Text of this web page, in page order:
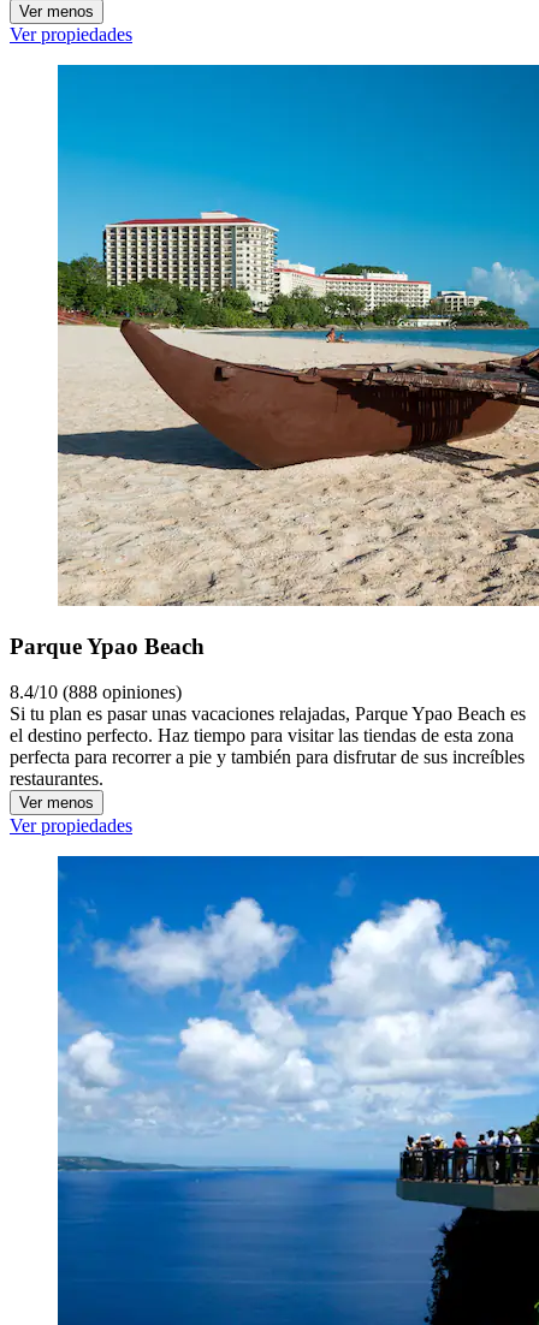
Ver menos
Ver propiedades
Parque Ypao Beach
8.4/10 (888 opiniones)
Si tu plan es pasar unas vacaciones relajadas, Parque Ypao Beach es
el destino perfecto. Haz tiempo para visitar las tiendas de esta zona
perfecta para recorrer a pie y también para disfrutar de sus increíbles
restaurantes.
Ver menos
Ver propiedades